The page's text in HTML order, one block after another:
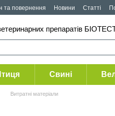
та повернення Новини Статті
препаратів
Свині
Витратні матеріали